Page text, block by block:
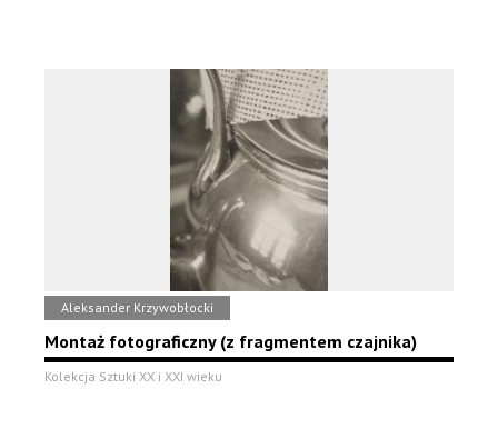
Aleksander Krzywobłocki
Montaż fotograficzny (z fragmentem czajnika)
Kolekcja Sztuki XX i XXI wieku